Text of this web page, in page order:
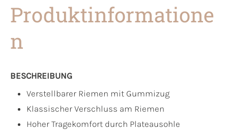
Produktinformatione
n
BESCHREIBUNG
Verstellbarer Riemen mit Gummizug
Klassischer Verschluss am Riemen
Hoher Tragekomfort durch Plateausohle